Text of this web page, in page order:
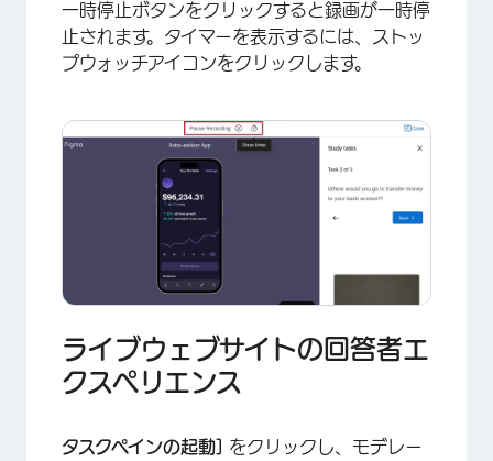
一時停止ボタンをクリックすると録画が一時停
止されます。タイマーを表示するには、ストッ
プウォッチアイコンをクリックします。
ライブウェブサイトの回答者エ
クスペリエンス
タスクペインの起動] をクリックし、モデレー